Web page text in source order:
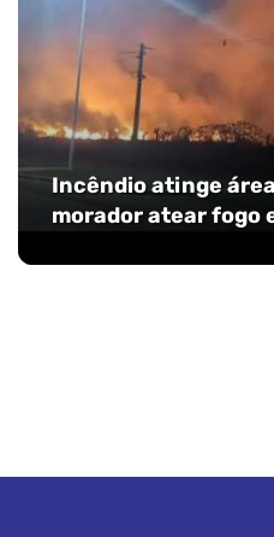
Incêndio atinge
morador atear fogo